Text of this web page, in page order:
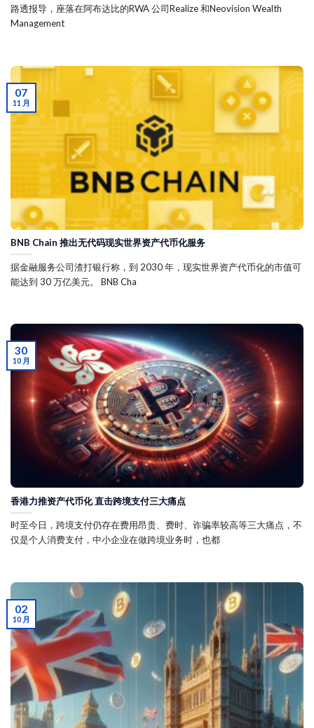
路透报导，座落在阿布达比的RWA 公司Realize 和Neovision Wealth
Management
BNB Chain 推出无代码现实世界资产代币化服务
据金融服务公司渣打银行称，到 2030 年，现实世界资产代币化的市值可
能达到 30 万亿美元。 BNB Cha
07
11 月
香港力推资产代币化 直击跨境支付三大痛点
时至今日，跨境支付仍存在费用昂贵、费时、诈骗率较高等三大痛点，不
仅是个人消费支付，中小企业在做跨境业务时，也都
30
10 月
02
10 月